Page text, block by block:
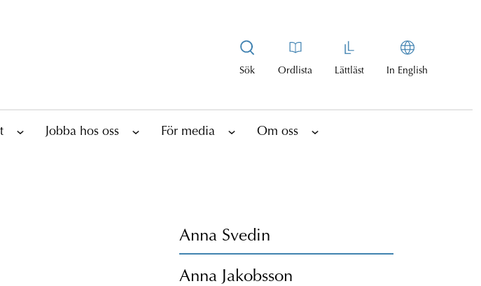
Sök Ordlista Lättläst In English
Jobba hos oss För media Om oss
Anna Svedin
Anna Jakobsson